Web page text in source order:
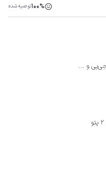
100%توصیه شده
و ...